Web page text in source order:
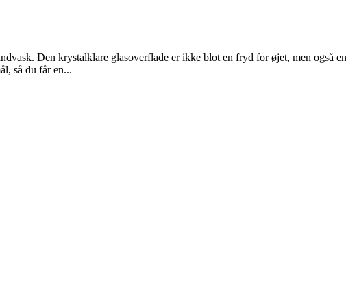
Den krystalklare glasoverflade er ikke blot en fryd for øjet, men også
så du får en...